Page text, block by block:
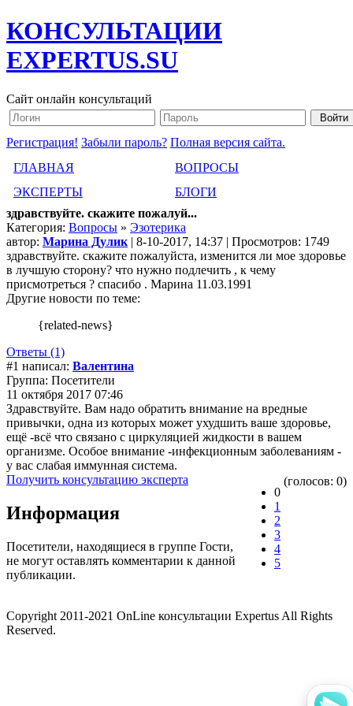
КОНСУЛЬТАЦИИ
EXPERTUS.SU
Сайт онлайн консультаций
Регистрация! Забыли пароль? Полная версия сайта.
ГЛАВНАЯ
ВОПРОСЫ
ЭКСПЕРТЫ
БЛОГИ
здравствуйте. скажите пожалуй...
Категория: Вопросы » Эзотерика
автор: Марина Дулик | 8-10-2017, 14:37 | Просмотров: 1749
здравствуйте. скажите пожалуйста, изменится ли мое здоровье
в лучшую сторону? что нужно подлечить , к чему
присмотреться ? спасибо . Марина 11.03.1991
Другие новости по теме:
{related-news}
Ответы (1)
#1 написал: Валентина
Группа: Посетители
11 октября 2017 07:46
Здравствуйте. Вам надо обратить внимание на вредные
привычки, одна из которых может ухудшить ваше здоровье,
ещё -всё что связано с циркуляцией жидкости в вашем
организме. Особое внимание -инфекционным заболеваниям -
у вас слабая иммунная система.
Получить консультацию эксперта
0
1
2
3
4
5
(голосов: 0)
Информация
Посетители, находящиеся в группе Гости,
не могут оставлять комментарии к данной
публикации.
Copyright 2011-2021 OnLine консультации Expertus All Rights
Reserved.